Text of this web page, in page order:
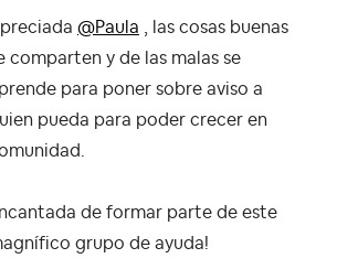
@Paula , las cosas buenas
comparten y de las malas se
para poner sobre aviso a
pueda para poder crecer en
de formar parte de este
grupo de ayuda!